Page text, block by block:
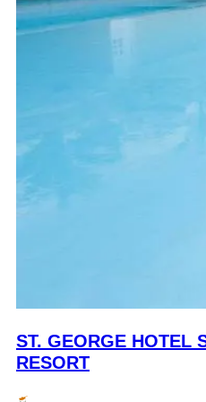
ST. GEORGE HOTEL
RESORT